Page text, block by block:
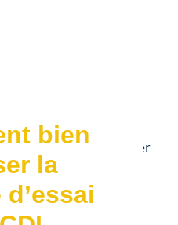
Gaudio
7 janvier
bien
la